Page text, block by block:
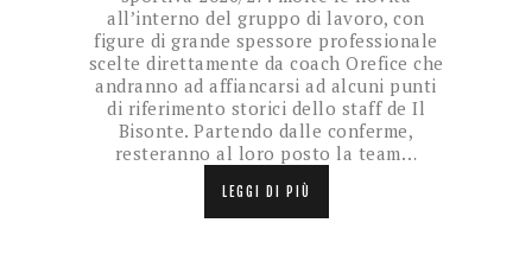
all’interno del gruppo di lavoro, con
figure di grande spessore professionale
scelte direttamente da coach Orefice che
andranno ad affiancarsi ad alcuni punti
di riferimento storici dello staff de Il
Bisonte. Partendo dalle conferme,
resteranno al loro posto la team…
LEGGI DI PIÙ